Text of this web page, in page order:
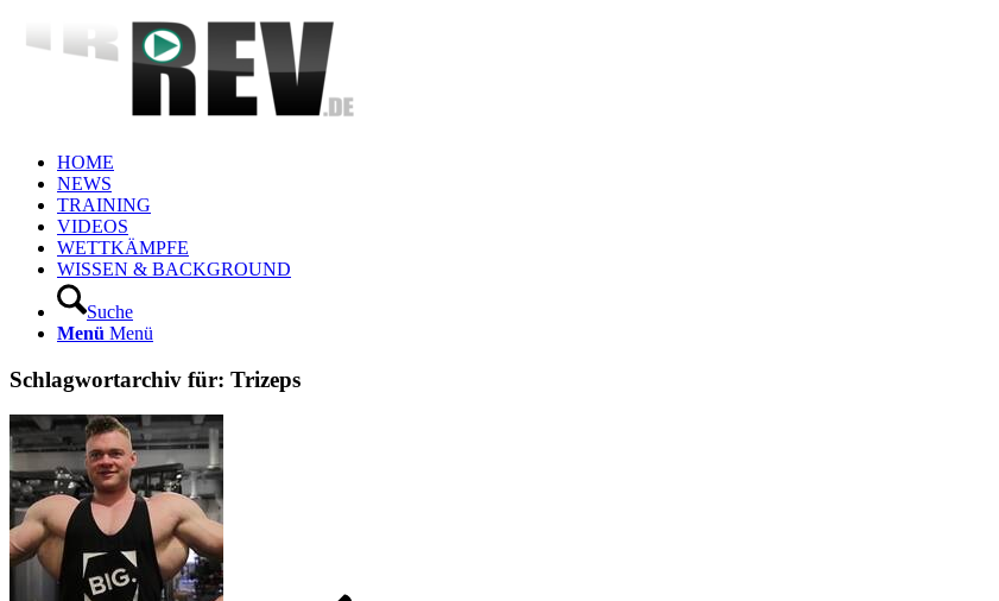
HOME
NEWS
TRAINING
VIDEOS
WETTKÄMPFE
WISSEN & BACKGROUND
Suche
Menü Menü
Schlagwortarchiv für: Trizeps